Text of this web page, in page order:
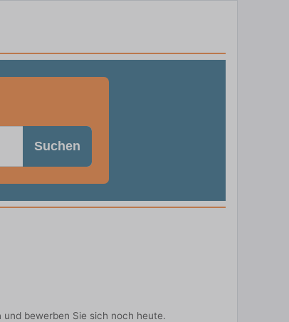
Suchen
bewerben Sie sich noch heute.